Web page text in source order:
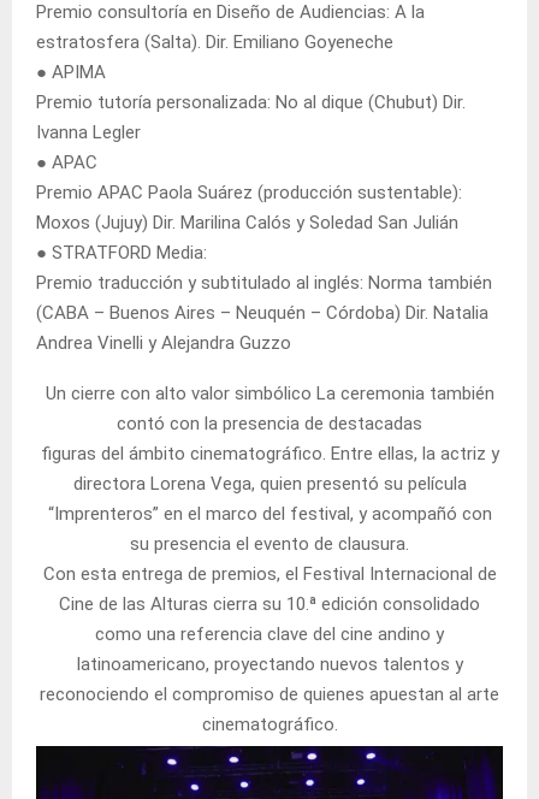
Premio consultoría en Diseño de Audiencias: A la
estratosfera (Salta). Dir. Emiliano Goyeneche
● APIMA
Premio tutoría personalizada: No al dique (Chubut) Dir.
Ivanna Legler
● APAC
Premio APAC Paola Suárez (producción sustentable):
Moxos (Jujuy) Dir. Marilina Calós y Soledad San Julián
● STRATFORD Media:
Premio traducción y subtitulado al inglés: Norma también
(CABA – Buenos Aires – Neuquén – Córdoba) Dir. Natalia
Andrea Vinelli y Alejandra Guzzo
Un cierre con alto valor simbólico La ceremonia también
contó con la presencia de destacadas
figuras del ámbito cinematográfico. Entre ellas, la actriz y
directora Lorena Vega, quien presentó su película
“Imprenteros” en el marco del festival, y acompañó con
su presencia el evento de clausura.
Con esta entrega de premios, el Festival Internacional de
Cine de las Alturas cierra su 10.ª edición consolidado
como una referencia clave del cine andino y
latinoamericano, proyectando nuevos talentos y
reconociendo el compromiso de quienes apuestan al arte
cinematográfico.